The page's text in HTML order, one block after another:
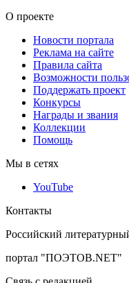
О проекте
Новости портала
Реклама на сайте
Правила сайта
Возможности
Поддержать проект
Конкурсы
Награды и звания
Коллекции
Помощь
Мы в сетях
YouTube
Контакты
Российский
портал "ПОЭТОВ.NET"